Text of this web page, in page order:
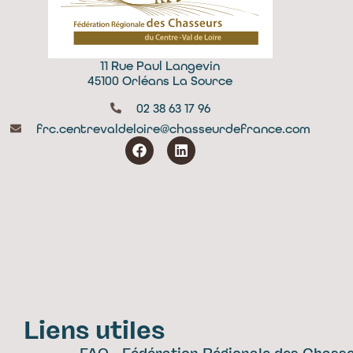
11 Rue Paul Langevin
45100 Orléans La Source
02 38 63 17 96
frc.centrevaldeloire@chasseurdefrance.com
Liens utiles